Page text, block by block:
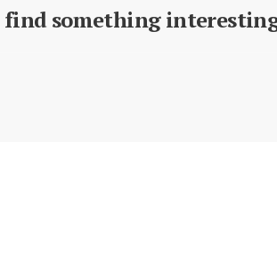
find something